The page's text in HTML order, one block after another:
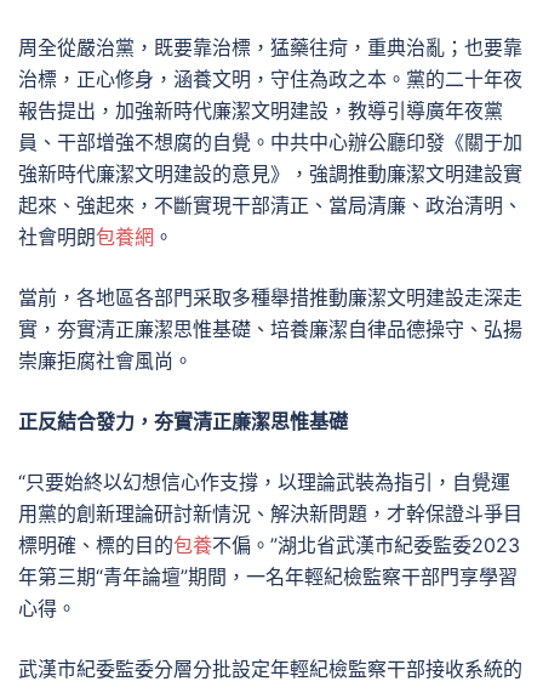
周全從嚴治黨，既要靠治標，猛藥往疴，重典治亂；也要靠
治標，正心修身，涵養文明，守住為政之本。黨的二十年夜
報告提出，加強新時代廉潔文明建設，教導引導廣年夜黨
員、干部增強不想腐的自覺。中共中心辦公廳印發《關于加
強新時代廉潔文明建設的意見》，強調推動廉潔文明建設實
起來、強起來，不斷實現干部清正、當局清廉、政治清明、
社會明朗包養網 。
當前，各地區各部門采取多種舉措推動廉潔文明建設走深走
實，夯實清正廉潔思惟基礎、培養廉潔自律品德操守、弘揚
崇廉拒腐社會風尚。
正反結合發力，夯實清正廉潔思惟基礎
“只要始終以幻想信心作支撐，以理論武裝為指引，自覺運
用黨的創新理論研討新情況、解決新問題，才幹保證斗爭目
標明確、標的目的包養不偏。”湖北省武漢市紀委監委2023
年第三期“青年論壇”期間，一名年輕紀檢監察干部門享學習
心得。
武漢市紀委監委分層分批設定年輕紀檢監察干部接收系統的